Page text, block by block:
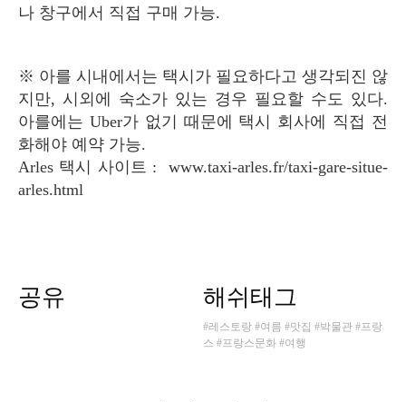
나 창구에서 직접 구매 가능.
※ 아를 시내에서는 택시가 필요하다고 생각되진 않
지만, 시외에 숙소가 있는 경우 필요할 수도 있다.
아를에는 Uber가 없기 때문에 택시 회사에 직접 전
화해야 예약 가능.
Arles 택시 사이트 : www.taxi-arles.fr/taxi-gare-situe-
arles.html
공유 해쉬태그
#레스토랑 #여름 #맛집 #박물관 #프랑
스 #프랑스문화 #여행